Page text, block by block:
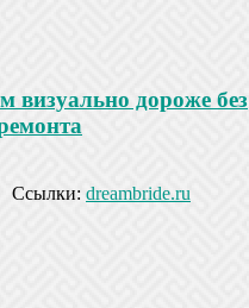
визуально дороже без
Ссылки: dreambride.ru